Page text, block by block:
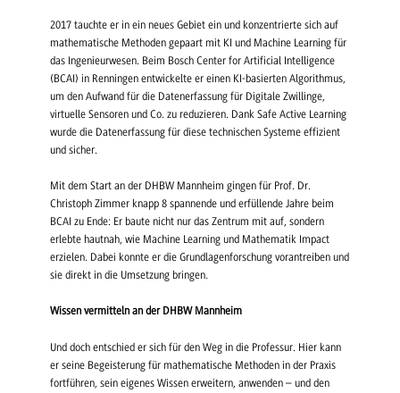
2017 tauchte er in ein neues Gebiet ein und konzentrierte sich auf
mathematische Methoden gepaart mit KI und Machine Learning für
das Ingenieurwesen. Beim Bosch Center for Artificial Intelligence
(BCAI) in Renningen entwickelte er einen KI-basierten Algorithmus,
um den Aufwand für die Datenerfassung für Digitale Zwillinge,
virtuelle Sensoren und Co. zu reduzieren. Dank Safe Active Learning
wurde die Datenerfassung für diese technischen Systeme effizient
und sicher.
Mit dem Start an der DHBW Mannheim gingen für Prof. Dr.
Christoph Zimmer knapp 8 spannende und erfüllende Jahre beim
BCAI zu Ende: Er baute nicht nur das Zentrum mit auf, sondern
erlebte hautnah, wie Machine Learning und Mathematik Impact
erzielen. Dabei konnte er die Grundlagenforschung vorantreiben und
sie direkt in die Umsetzung bringen.
Wissen vermitteln an der DHBW Mannheim
Und doch entschied er sich für den Weg in die Professur. Hier kann
er seine Begeisterung für mathematische Methoden in der Praxis
fortführen, sein eigenes Wissen erweitern, anwenden – und den